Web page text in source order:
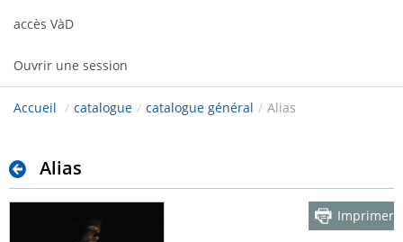
accès VàD
Ouvrir une session
Accueil / catalogue / catalogue général / Alias
Alias
Imprimer